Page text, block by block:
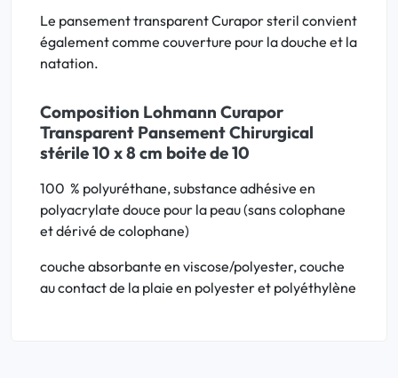
Le pansement transparent Curapor steril convient
également comme couverture pour la douche et la
natation.
Composition Lohmann Curapor
Transparent Pansement Chirurgical
stérile 10 x 8 cm boite de 10
100 % polyuréthane, substance adhésive en
polyacrylate douce pour la peau (sans colophane
et dérivé de colophane)
couche absorbante en viscose/polyester, couche
au contact de la plaie en polyester et polyéthylène